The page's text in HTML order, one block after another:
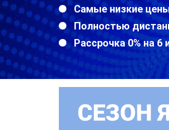
Самые низкие
Полностью
Рассрочка 0% на 6